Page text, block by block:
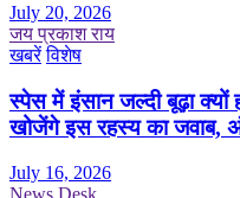
July 20, 2026
जय प्रकाश राय
खबरें विशेष
स्पेस में इंसान जल्दी बूढ़ा
खोजेंगे इस रहस्य का जवाब,
July 16, 2026